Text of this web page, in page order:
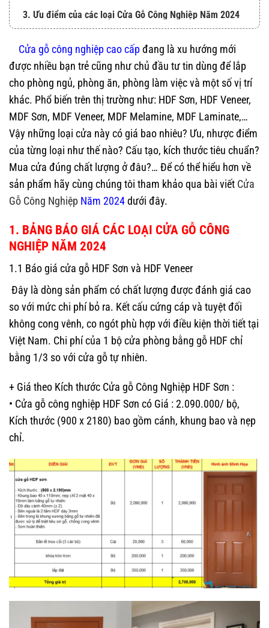
3. Ưu điểm của các loại Cửa Gỗ Công Nghiệp Năm 2024
3.2 Ưu điểm của Cửa Gỗ Công Nghiệp MDF
4. Chính sách mua hàng Cửa Gỗ Công Nghiệp Năm 2024
4.1 Chính sách thanh toán đơn hàng
4.2 Chính sách vận chuyển
4.3 Chính sách lắp đặt
5. Những địa điểm Kingdoor đã từng cung cấp, lắp đặt
Cửa Gỗ Công Nghiệp Năm 2024
6. Tại Sao Nên Mua Cửa Gỗ Công Nghiệp Năm 2024
7. Đơn vị cung cấp Cửa Gỗ Công Nghiệp Năm 2024
Cửa gỗ công nghiệp cao cấp đang là xu hướng mới
được nhiều bạn trẻ cũng như chủ đầu tư tin dùng để lắp
cho phòng ngủ, phòng ăn, phòng làm việc và một số vị trí
khác. Phổ biến trên thị trường như: HDF Sơn, HDF Veneer,
MDF Sơn, MDF Veneer, MDF Melamine, MDF Laminate,…
Vậy những loại cửa này có giá bao nhiêu? Ưu, nhược điểm
của từng loại như thế nào? Cấu tạo, kích thước tiêu chuẩn?
Mua cửa đúng chất lượng ở đâu?… Để có thể hiểu hơn về
sản phẩm hãy cùng chúng tôi tham khảo qua bài viết Cửa
Gỗ Công Nghiệp Năm 2024 dưới đây.
1. BẢNG BÁO GIÁ CÁC LOẠI CỬA GỖ CÔNG
NGHIỆP NĂM 2024
1.1 Báo giá cửa gỗ HDF Sơn và HDF Veneer
Đây là dòng sản phẩm có chất lượng được đánh giá cao
so với mức chi phí bỏ ra. Kết cấu cứng cáp và tuyệt đối
không cong vênh, co ngót phù hợp với điều kiện thời tiết tại
Việt Nam. Chi phí của 1 bộ cửa phòng bằng gỗ HDF chỉ
bằng 1/3 so với cửa gỗ tự nhiên.
+ Giá theo Kích thước Cửa gỗ Công Nghiệp HDF Sơn :
• Cửa gỗ công nghiệp HDF Sơn có Giá : 2.090.000/ bộ,
Kích thước (900 x 2180) bao gồm cánh, khung bao và nẹp
chỉ.